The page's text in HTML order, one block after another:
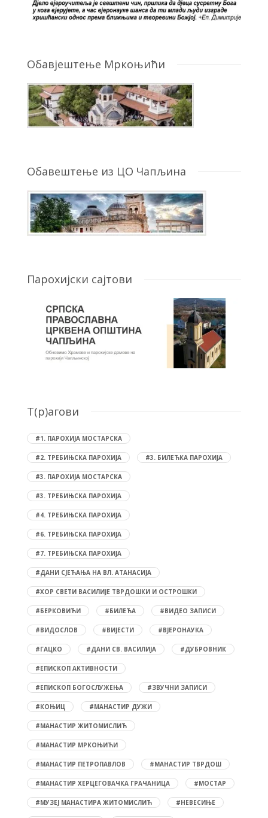
Обавјештење Мркоњићи
Обавештење из ЦО Чапљина
Парохијски сајтови
T(р)агови
#1. ПАРОХИЈА МОСТАРСКА
#2. ТРЕБИЊСКА ПАРОХИЈА #3. БИЛЕЋКА ПАРОХИЈА
#3. ПАРОХИЈА МОСТАРСКА
#3. ТРЕБИЊСКА ПАРОХИЈА
#4. ТРЕБИЊСКА ПАРОХИЈА
#6. ТРЕБИЊСКА ПАРОХИЈА
#7. ТРЕБИЊСКА ПАРОХИЈА
#ДАНИ СЈЕЋАЊА НА ВЛ. АТАНАСИЈА
#ХОР СВЕТИ ВАСИЛИЈЕ ТВРДОШКИ И ОСТРОШКИ
#БЕРКОВИЋИ #БИЛЕЋА #ВИДЕО ЗАПИСИ
#ВИДОСЛОВ #ВИЈЕСТИ #ВЈЕРОНАУКА
#ГАЦКО #ДАНИ СВ. ВАСИЛИЈА #ДУБРОВНИК
#ЕПИСКОП АКТИВНОСТИ
#ЕПИСКОП БОГОСЛУЖЕЊА #ЗВУЧНИ ЗАПИСИ
#КОЊИЦ #МАНАСТИР ДУЖИ
#МАНАСТИР ЖИТОМИСЛИЋ
#МАНАСТИР МРКОЊИЋИ
#МАНАСТИР ПЕТРОПАВЛОВ #МАНАСТИР ТВРДОШ
#МАНАСТИР ХЕРЦЕГОВАЧКА ГРАЧАНИЦА #МОСТАР
#МУЗЕЈ МАНАСТИРА ЖИТОМИСЛИЋ #НЕВЕСИЊЕ